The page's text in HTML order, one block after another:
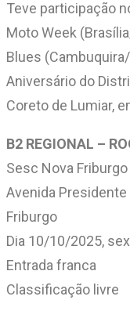
Teve participação
Moto Week
Blues
Aniversário do
Coreto de Lumiar,
B2 REGIONAL –
Sesc Nova
Avenida Presidente
Friburgo
Dia 10/10/2025,
Entrada franca
Classificação livre